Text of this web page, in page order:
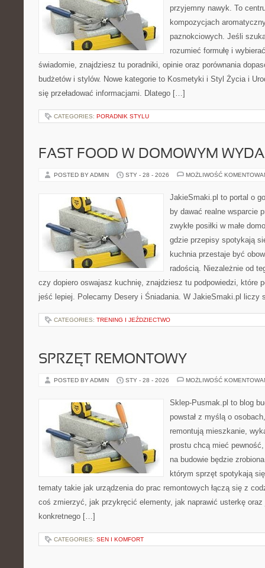
przyjemny nawyk. To
kompozycjach
paznokciowych. Jeśli
rozumieć formułę i
świadomie, znajdziesz tu poradniki, opinie oraz porównania
budżetów i stylów. Nowe kategorie to Kosmetyki i Styl Życia i
się przeładować informacjami. Dlatego […]
CATEGORIES: PORADNIK STYLU
FAST FOOD W DOMOWYM
POSTED BY ADMIN STY - 28 - 2026 MOŻLIWOŚĆ
JakieSmaki.pl to portal o
by dawać realne wsparcie
zwykłe posiłki w małe
gdzie przepisy spotykają
kuchnia przestaje być
radością. Niezależnie od
czy dopiero oswajasz kuchnię, znajdziesz tu podpowiedzi, które
jeść lepiej. Polecamy Desery i Śniadania. W JakieSmaki.pl
CATEGORIES: TRENING I JEŹDZIECTWO
SPRZĘT REMONTOWY
POSTED BY ADMIN STY - 28 - 2026 MOŻLIWOŚĆ
Sklep-Pusmak.pl to blog
powstał z myślą o
remontują mieszkanie,
prostu chcą mieć
na budowie będzie
którym sprzęt spotykają
tematy takie jak urządzenia do prac remontowych łączą się z
coś zmierzyć, jak przykręcić elementy, jak naprawić usterkę
konkretnego […]
CATEGORIES: SEN I KOMFORT